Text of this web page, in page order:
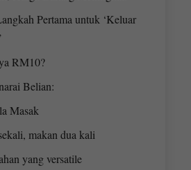
Pertama untuk ‘Keluar
RM10?
Belian:
Masak
makan dua kali
yang versatile